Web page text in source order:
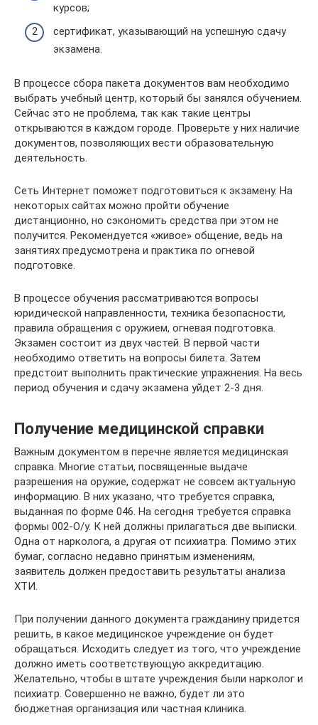
курсов;
сертификат, указывающий на успешную сдачу
экзамена.
В процессе сбора пакета документов вам необходимо
выбрать учебный центр, который бы занялся обучением.
Сейчас это не проблема, так как такие центры
открываются в каждом городе. Проверьте у них наличие
документов, позволяющих вести образовательную
деятельность.
Сеть Интернет поможет подготовиться к экзамену. На
некоторых сайтах можно пройти обучение
дистанционно, но сэкономить средства при этом не
получится. Рекомендуется «живое» общение, ведь на
занятиях предусмотрена и практика по огневой
подготовке.
В процессе обучения рассматриваются вопросы
юридической направленности, техника безопасности,
правила обращения с оружием, огневая подготовка.
Экзамен состоит из двух частей. В первой части
необходимо ответить на вопросы билета. Затем
предстоит выполнить практические упражнения. На весь
период обучения и сдачу экзамена уйдет 2-3 дня.
Получение медицинской справки
Важным документом в перечне является медицинская
справка. Многие статьи, посвященные выдаче
разрешения на оружие, содержат не совсем актуальную
информацию. В них указано, что требуется справка,
выданная по форме 046. На сегодня требуется справка
формы 002-О/у. К ней должны прилагаться две выписки.
Одна от нарколога, а другая от психиатра. Помимо этих
бумаг, согласно недавно принятым изменениям,
заявитель должен предоставить результаты анализа
ХТИ.
При получении данного документа гражданину придется
решить, в какое медицинское учреждение он будет
обращаться. Исходить следует из того, что учреждение
должно иметь соответствующую аккредитацию.
Желательно, чтобы в штате учреждения были нарколог и
психиатр. Совершенно не важно, будет ли это
бюджетная организация или частная клиника.